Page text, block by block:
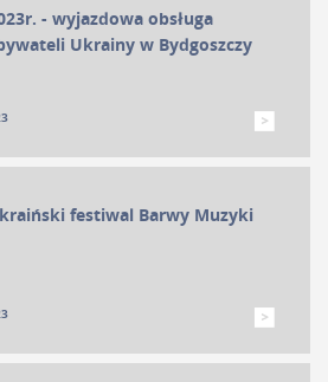
- wyjazdowa obsługa
Ukrainy w Bydgoszczy
festiwal Barwy Muzyki